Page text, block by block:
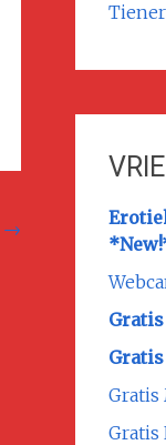
→
Gratis